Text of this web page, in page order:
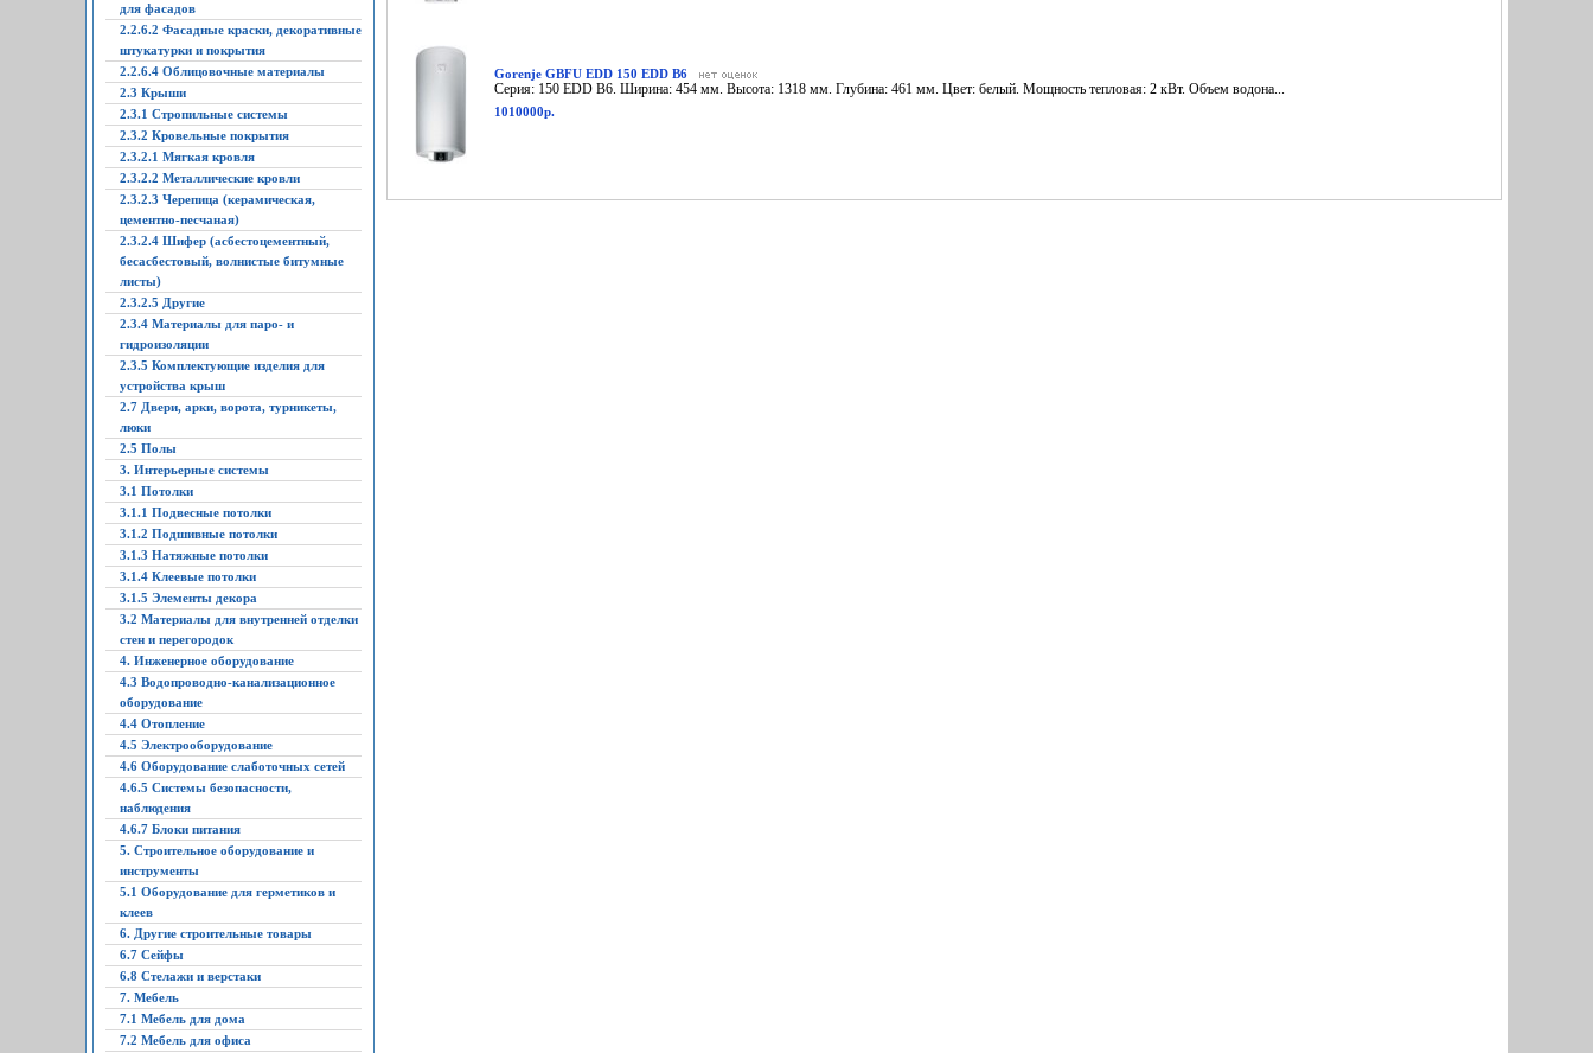
для фасадов
2.2.6.2 Фасадные краски, декоративные
штукатурки и покрытия
2.2.6.4 Облицовочные материалы
2.3 Крыши
2.3.1 Стропильные системы
2.3.2 Кровельные покрытия
2.3.2.1 Мягкая кровля
2.3.2.2 Металлические кровли
2.3.2.3 Черепица (керамическая,
цементно-песчаная)
2.3.2.4 Шифер (асбестоцементный,
бесасбестовый, волнистые битумные
листы)
2.3.2.5 Другие
2.3.4 Материалы для паро- и
гидроизоляции
2.3.5 Комплектующие изделия для
устройства крыш
2.7 Двери, арки, ворота, турникеты,
люки
2.5 Полы
3. Интерьерные системы
3.1 Потолки
3.1.1 Подвесные потолки
3.1.2 Подшивные потолки
3.1.3 Натяжные потолки
3.1.4 Клеевые потолки
3.1.5 Элементы декора
3.2 Материалы для внутренней отделки
стен и перегородок
4. Инженерное оборудование
4.3 Водопроводно-канализационное
оборудование
4.4 Отопление
4.5 Электрооборудование
4.6 Оборудование слаботочных сетей
4.6.5 Системы безопасности,
наблюдения
4.6.7 Блоки питания
5. Строительное оборудование и
инструменты
5.1 Оборудование для герметиков и
клеев
6. Другие строительные товары
6.7 Сейфы
6.8 Стелажи и верстаки
7. Мебель
7.1 Мебель для дома
7.2 Мебель для офиса
Gorenje GBFU EDD 150 EDD B6
Серия: 150 EDD B6. Ширина: 454 мм. Высота: 1318 мм. Глубина: 461 мм. Цвет: белый. Мощность тепловая: 2 кВт. Объем водона...
1010000р.